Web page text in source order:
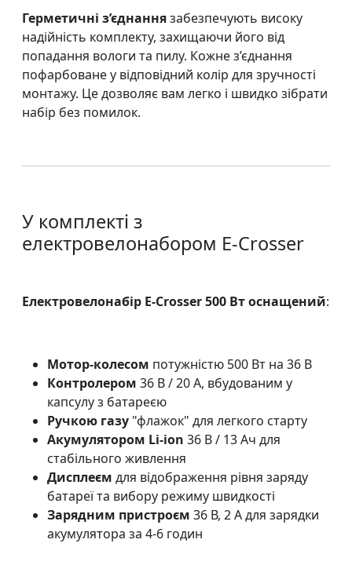
Герметичні з’єднаннязабезпечують високу
надійність комплекту, захищаючи його від
попадання вологи та пилу. Кожне з’єднання
пофарбоване у відповідний колір для зручності
монтажу. Це дозволяє вам легко і швидко зібрати
набір без помилок.
У комплекті з
електровелонабором E-Crosser
Електровелонабір E-Crosser 500 Вт оснащений:
Мотор-колесом потужністю 500 Вт на 36 В
Контролером 36 В / 20 А, вбудованим у
капсулу з батареєю
Ручкою газу "флажок" для легкого старту
Акумулятором Li-ion 36 В / 13 Ач для
стабільного живлення
Дисплеєм для відображення рівня заряду
батареї та вибору режиму швидкості
Зарядним пристроєм 36 В, 2 А для зарядки
акумулятора за 4-6 годин